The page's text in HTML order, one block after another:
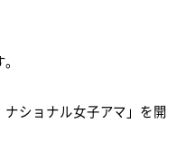
ショナル女子アマ」を開